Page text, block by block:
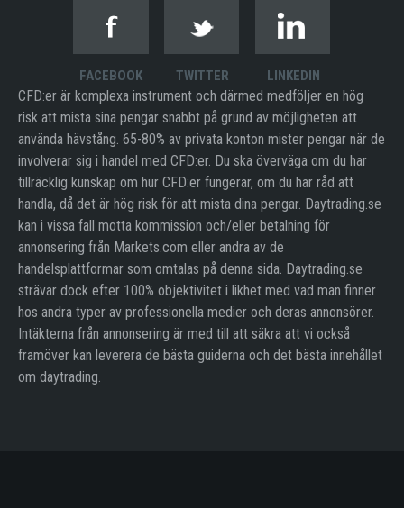
FACEBOOK TWITTER LINKEDIN
CFD:er är komplexa instrument och därmed medföljer en hög
risk att mista sina pengar snabbt på grund av möjligheten att
använda hävstång. 65-80% av privata konton mister pengar när de
involverar sig i handel med CFD:er. Du ska överväga om du har
tillräcklig kunskap om hur CFD:er fungerar, om du har råd att
handla, då det är hög risk för att mista dina pengar. Daytrading.se
kan i vissa fall motta kommission och/eller betalning för
annonsering från Markets.com eller andra av de
handelsplattformar som omtalas på denna sida. Daytrading.se
strävar dock efter 100% objektivitet i likhet med vad man finner
hos andra typer av professionella medier och deras annonsörer.
Intäkterna från annonsering är med till att säkra att vi också
framöver kan leverera de bästa guiderna och det bästa innehållet
om daytrading.